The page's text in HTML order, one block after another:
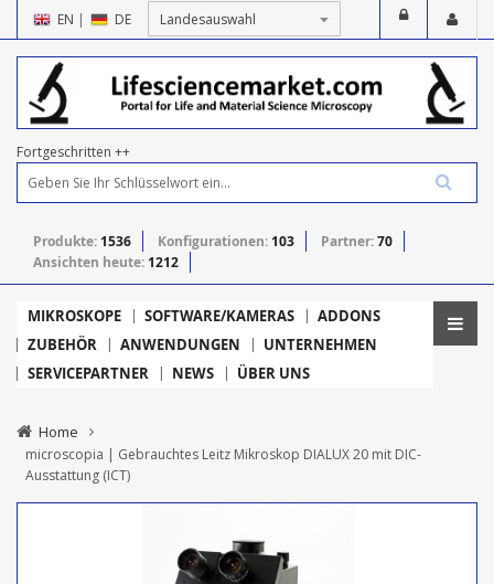
EN | DE
Fortgeschritten ++
Produkte: 1536 Konfigurationen: 103 Partner:70
Ansichten heute: 1212
MIKROSKOPE SOFTWARE/KAMERAS
ADDONS
ZUBEHÖR
ANWENDUNGEN
UNTERNEHMEN
SERVICEPARTNER
NEWS ÜBER UNS
Home
microscopia | Gebrauchtes Leitz Mikroskop DIALUX 20 mit DIC-
Ausstattung (ICT)